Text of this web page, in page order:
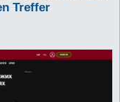
Treffer